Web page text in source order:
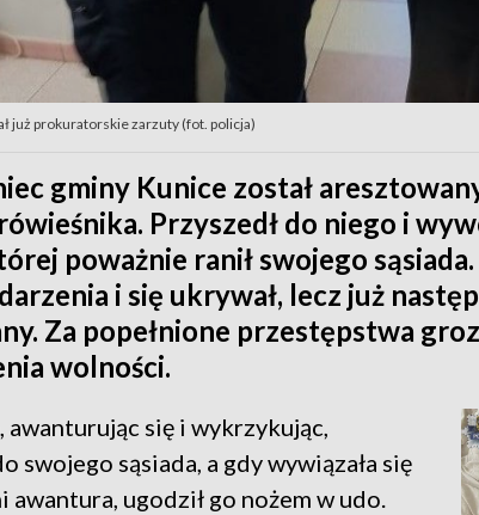
już prokuratorskie zarzuty (fot. policja)
gminy Kunice został
Przyszedł do niego i
poważnie ranił swojego sąsiada.
i się ukrywał, lecz już
Za popełnione przestępstwa
wolności.
awanturując się i wykrzykując,
swojego sąsiada, a gdy wywiązała się
awantura, ugodził go nożem w udo.